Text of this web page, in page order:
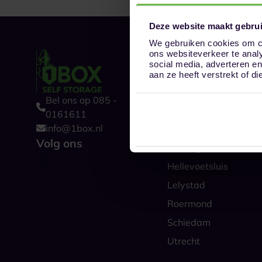
Deze website maakt
We gebruiken cookies om
ons websiteverkeer te
social media, adverteren
aan ze heeft verstrekt of
Bel ons op 085 -
0161611
info@1box.nl
Volg ons
Onze
Alkmaar
Hellevoetsluis
Lelystad
Roermond
Schiedam
Utrecht